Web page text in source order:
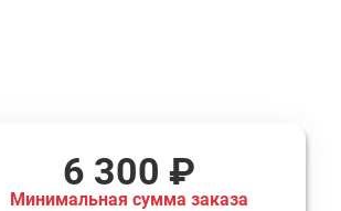
6 300 ₽
Минимальная сумма заказа